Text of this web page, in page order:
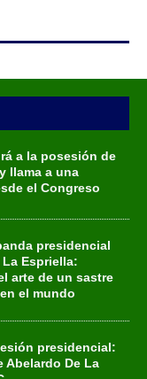
a la posesión de
llama a una
el Congreso
presidencial
Espriella:
arte de un sastre
el mundo
presidencial:
Abelardo De La